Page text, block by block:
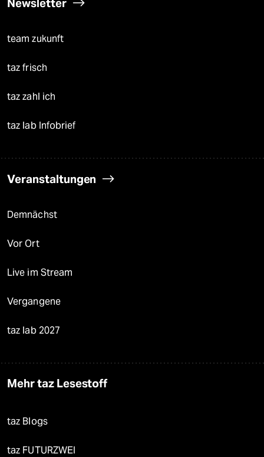
Newsletter
team zukunft
taz frisch
taz zahl ich
taz lab Infobrief
Veranstaltungen
Demnächst
Vor Ort
Live im Stream
Vergangene
taz lab 2027
Mehr taz Lesestoff
taz Blogs
taz FUTURZWEI